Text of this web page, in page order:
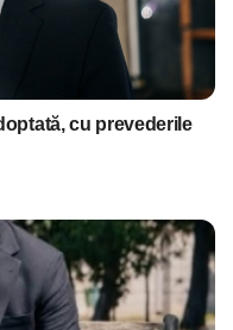
cu prevederile